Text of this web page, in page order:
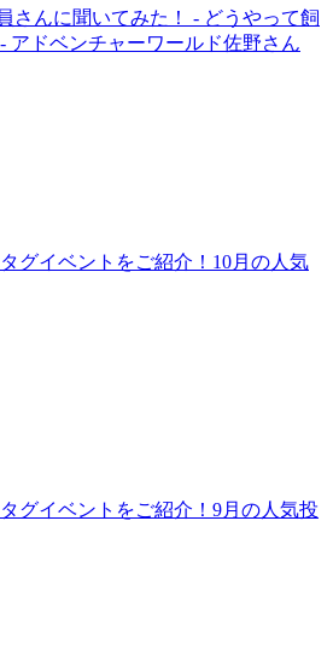
さんに聞いてみた！ - どうやって飼
アドベンチャーワールド佐野さん
グイベントをご紹介！10月の人気
グイベントをご紹介！9月の人気投